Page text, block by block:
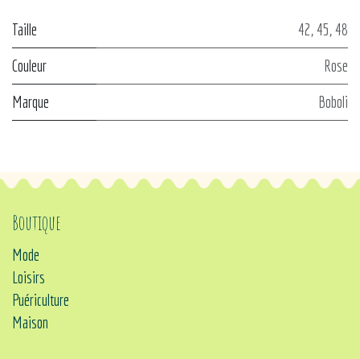
Taille 42,45,48
Couleur
Rose
Marque
Boboli
Boutique
Mode
Loisirs
Puériculture
Maison